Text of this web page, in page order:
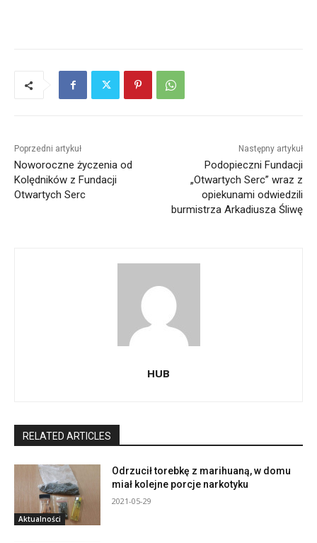
Poprzedni artykuł
Noworoczne życzenia od
Kolędników z Fundacji
Otwartych Serc
Następny artykuł
Podopieczni Fundacji
„Otwartych Serc” wraz z
opiekunami odwiedzili
burmistrza Arkadiusza Śliwę
HUB
RELATED ARTICLES
Aktualności
Odrzucił torebkę z marihuaną, w domu
miał kolejne porcje narkotyku
2021-05-29